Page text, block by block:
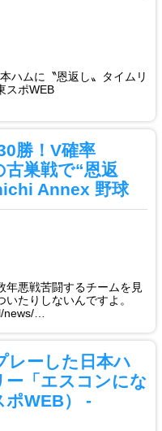
ハムに〝恩返し〟タイムリ
スポWEB
勝！V確率
巣戦で“恩返
Annex 野球
年悪戦苦闘するチームを見
たりしないんですよ。
news/…
レーした日本ハ
ー「エスコンにな
ポWEB） -